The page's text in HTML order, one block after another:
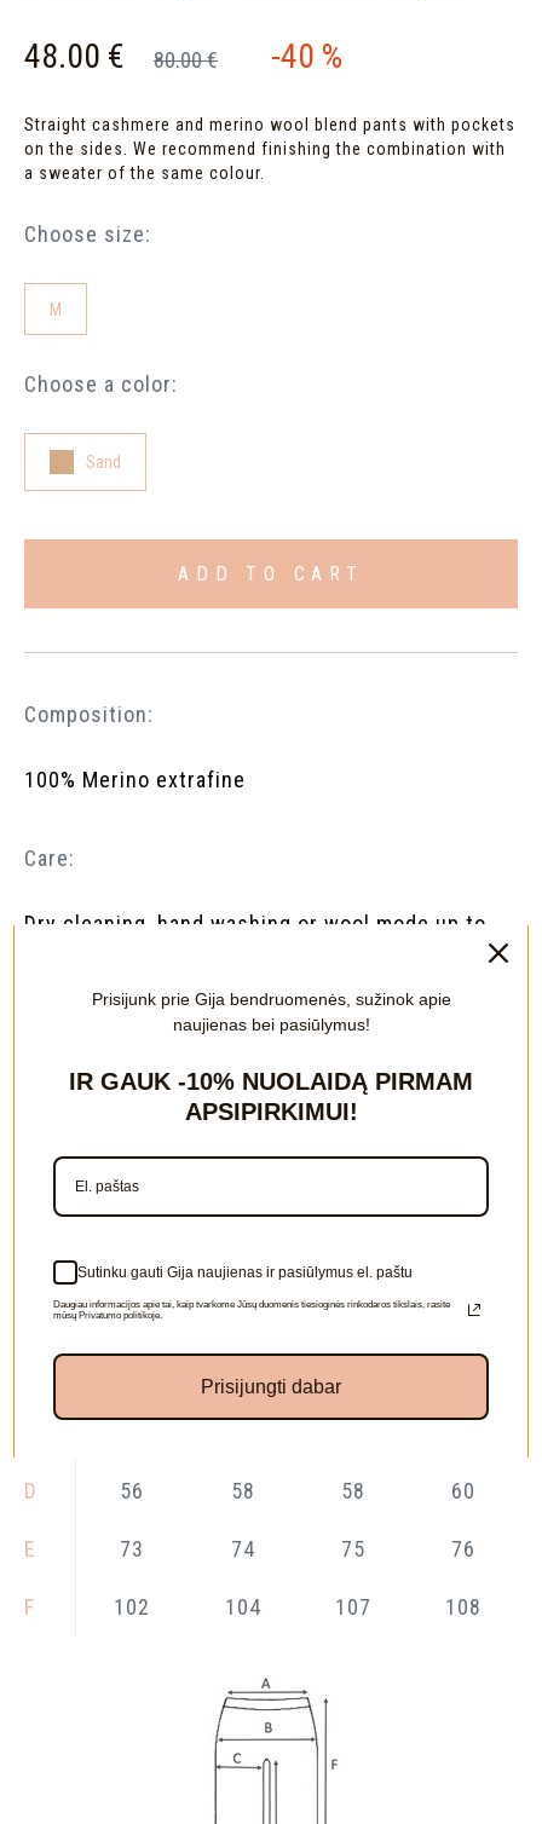
48.00 €
80.00 € -40 %
Straight cashmere and merino wool blend pants with pockets
on the sides. We recommend finishing the combination with
a sweater of the same colour.
Choose size:
M
Choose a color:
Sand
ADD TO CART
Composition:
100% Merino extrafine
Care:
Dry cleaning, hand washing or wool mode up to
products. Do not use a tumble dryer, dry in a
horizontal position.
Size table (cm):
—
64 68 74
104
D 56 58 58 60
E 73 74 75 76
F 102 104 107 108
Prisijunk prie Gija bendruomenės, sužinok apie
naujienas bei pasiūlymus!
IR GAUK -10% NUOLAIDĄ PIRMAM
APSIPIRKIMUI!
Sutinku gauti Gija naujienas ir pasiūlymus el. paštu
Daugiau informacijos apie tai, kaip tvarkome Jūsų duomenis tiesioginės rinkodaros tikslais, rasite
mūsų Privatumo politikoje.
Prisijungti dabar